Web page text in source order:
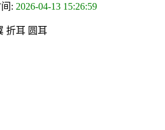
间: 2026-04-13 15:26:59
折耳 圆耳